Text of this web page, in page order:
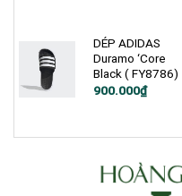
4.200.000₫.
DÉP ADIDAS
Duramo ‘Core
Black ( FY8786)
900.000₫